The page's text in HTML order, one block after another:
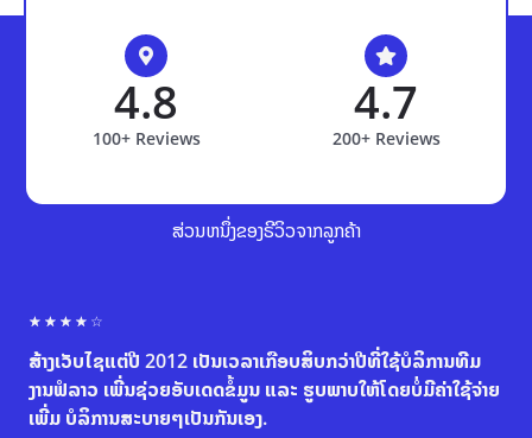
4.8
100+ Reviews
4.7
200+ Reviews
ສ່ວນຫນຶ່ງຂອງຣີວິວຈາກລູກຄ້າ
☆ ☆ ☆ ☆ ☆
t
e
4
ສ້າງເວັບໄຊແຕ່ປີ 2012 ເປັນເວລາເກືອບສິບກວ່າປີທີ່ໃຊ້ບໍລິການທີມ
ງານຟໍລາວ ເພີ່ນຊ່ວຍອັບເດດຂໍ້ມູນ ແລະ ຮູບພາບໃຫ້ໂດຍບໍ່ມີຄ່າໃຊ້ຈ່າຍ
ເພີ່ມ ບໍລິການສະບາຍໆເປັນກັນເອງ.